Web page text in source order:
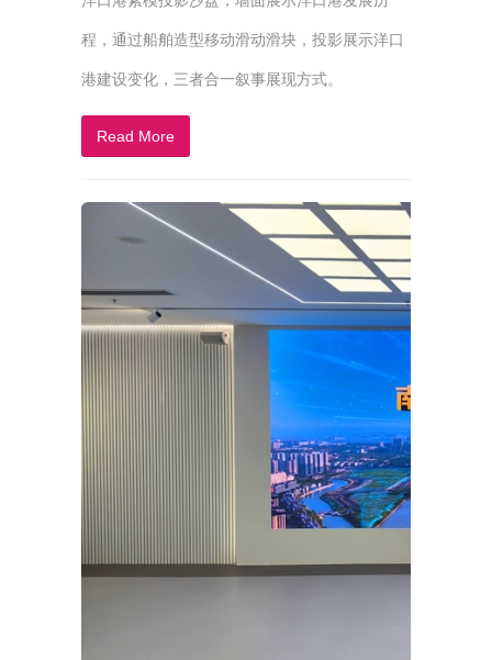
程，通过船舶造型移动滑动滑块，投影展示洋口
港建设变化，三者合一叙事展现方式。
Read More